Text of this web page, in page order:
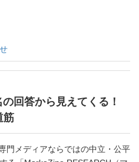
回答から見えてくる！
筋
門メディアならではの中立・公平